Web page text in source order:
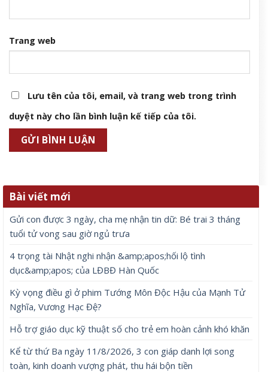
Trang web
Lưu tên của tôi, email, và trang web trong trình
duyệt này cho lần bình luận kế tiếp của tôi.
Bài viết mới
Gửi con được 3 ngày, cha mẹ nhận tin dữ: Bé trai 3 tháng
tuổi tử vong sau giờ ngủ trưa
4 trọng tài Nhật nghi nhận &amp;apos;hối lộ tình
dục&amp;apos; của LĐBĐ Hàn Quốc
Kỳ vọng điều gì ở phim Tướng Môn Độc Hậu của Mạnh Tử
Nghĩa, Vương Hạc Đệ?
Hỗ trợ giáo dục kỹ thuật số cho trẻ em hoàn cảnh khó khăn
Kể từ thứ Ba ngày 11/8/2026, 3 con giáp danh lợi song
toàn, kinh doanh vượng phát, thu hái bộn tiền